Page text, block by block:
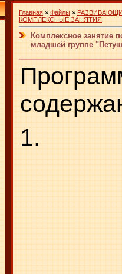
Главная » Файлы »
КОМПЛЕКСНЫЕ ЗАНЯТИЯ
Комплексное занятие
младшей группе
1.